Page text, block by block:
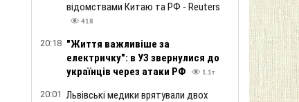
відомствами Китаю та РФ - Reuters
418
20:18 "Життя важливіше за
електричку": в УЗ звернулися до
українців через атаки РФ
1.1т
20:01 Львівські медики врятували двох